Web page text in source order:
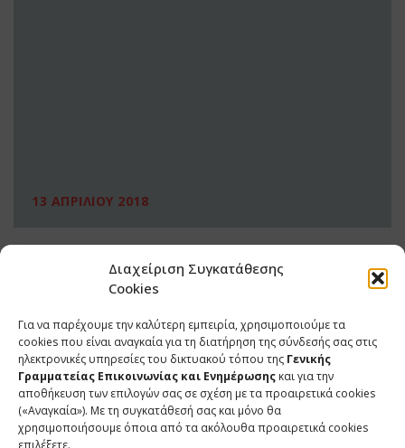
Διαχείριση Συγκατάθεσης
Cookies
Για να παρέχουμε την καλύτερη εμπειρία, χρησιμοποιούμε τα
cookies που είναι αναγκαία για τη διατήρηση της σύνδεσής σας στις
ηλεκτρονικές υπηρεσίες του δικτυακού τόπου της Γενικής
Γραμματείας Επικοινωνίας και Ενημέρωσης και για την
αποθήκευση των επιλογών σας σε σχέση με τα προαιρετικά cookies
(«Αναγκαία»). Με τη συγκατάθεσή σας και μόνο θα
χρησιμοποιήσουμε όποια από τα ακόλουθα προαιρετικά cookies
επιλέξετε.
13 ΑΠΡΙΛΙΟΥ 2018
ΕΠΙΚΟΙΝΩΝΙΑ